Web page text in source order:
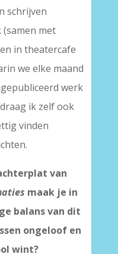
schrijven
met
in theatercafe
we elke maand
werk
ik zelf ook
vinden
van
maak je in
balans van dit
ongeloof en
wint?